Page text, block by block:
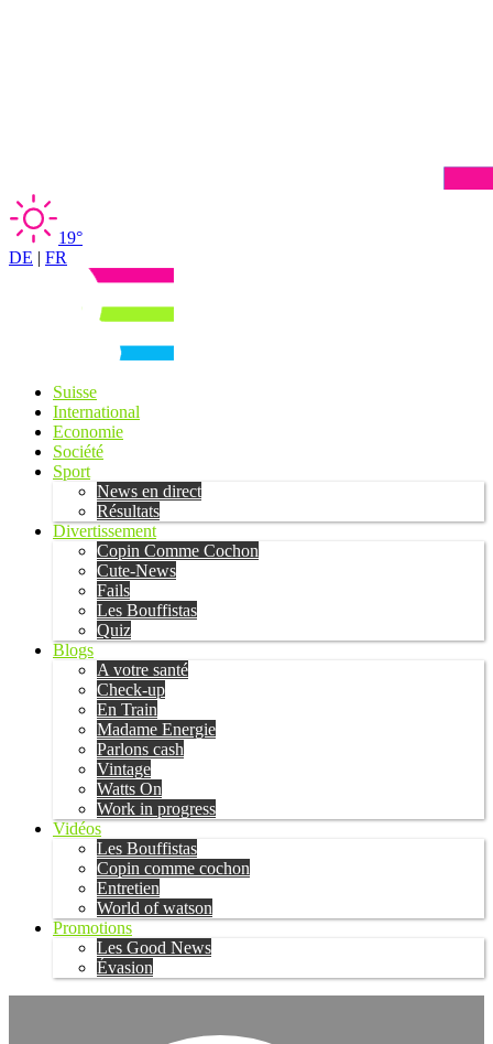
19°
DE | FR
Suisse
International
Economie
Société
Sport
News en direct
Résultats
Divertissement
Copin Comme Cochon
Cute-News
Fails
Les Bouffistas
Quiz
Blogs
A votre santé
Check-up
En Train
Madame Energie
Parlons cash
Vintage
Watts On
Work in progress
Vidéos
Les Bouffistas
Copin comme cochon
Entretien
World of watson
Promotions
Les Good News
Évasion